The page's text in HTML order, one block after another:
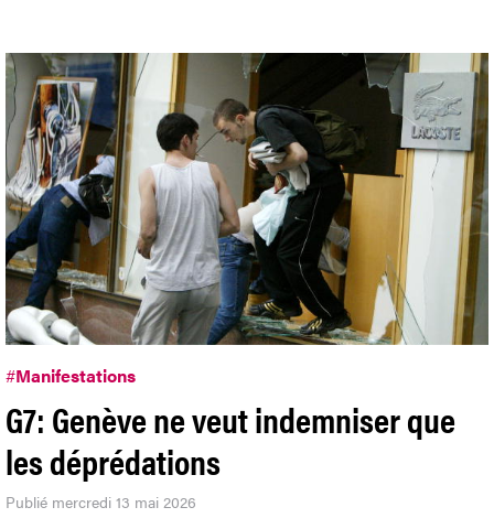
#Manifestations
G7: Genève ne veut indemniser que
les déprédations
Publié mercredi 13 mai 2026